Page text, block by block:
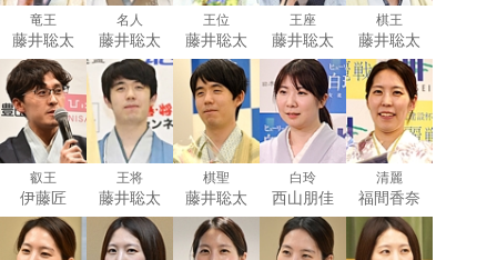
竜王
藤井聡太
名人
藤井聡太
王位
藤井聡太
王座
藤井聡太
棋王
藤井聡太
叡王
伊藤匠
王将
藤井聡太
棋聖
藤井聡太
白玲
西山朋佳
清麗
福間香奈